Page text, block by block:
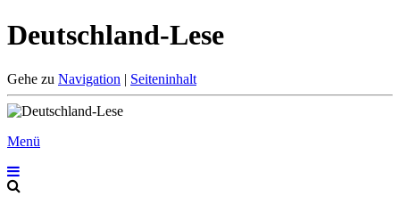
Deutschland-Lese
Gehe zu Navigation | Seiteninhalt
Menü